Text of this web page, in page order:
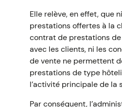
Elle relève, en effet, que
prestations offertes à la
contrat de prestations
avec les clients, ni les
de vente ne permettent
prestations de type
l’activité principale de la
Par conséquent,